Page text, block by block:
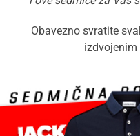
Obavezno svratite
izdvojenim